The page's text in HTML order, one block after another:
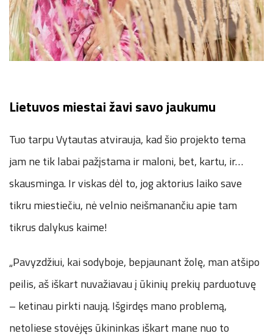
Lietuvos miestai žavi savo jaukumu
Tuo tarpu Vytautas atvirauja, kad šio projekto tema
jam ne tik labai pažįstama ir maloni, bet, kartu, ir…
skausminga. Ir viskas dėl to, jog aktorius laiko save
tikru miestiečiu, nė velnio neišmanančiu apie tam
tikrus dalykus kaime!
„Pavyzdžiui, kai sodyboje, bepjaunant žolę, man atšipo
peilis, aš iškart nuvažiavau į ūkinių prekių parduotuvę
– ketinau pirkti naują. Išgirdęs mano problemą,
netoliese stovėjęs ūkininkas iškart mane nuo to